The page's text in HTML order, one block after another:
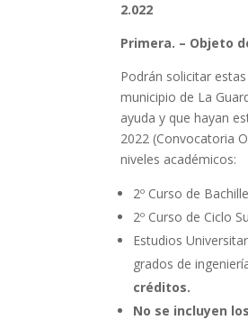
2.022
Primera. – Objeto
Podrán solicitar
municipio de La
ayuda y que hayan
2022 (Convocatoria
niveles académicos:
2º Curso de
2º Curso de Ciclo
Estudios
grados de
créditos.
No se incluyen